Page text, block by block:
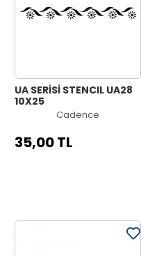
UA SERİSİ STENCIL UA28
10X25
Cadence
35,00 TL